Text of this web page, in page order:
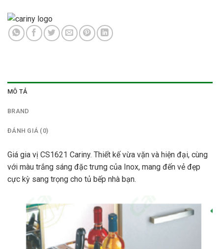
MÔ TẢ
BRAND
ĐÁNH GIÁ (0)
Giá gia vị CS1621 Cariny. Thiết kế vừa vặn và hiện đại, cùng
với màu trắng sáng đặc trưng của Inox, mang đến vẻ đẹp
cực kỳ sang trọng cho tủ bếp nhà bạn.